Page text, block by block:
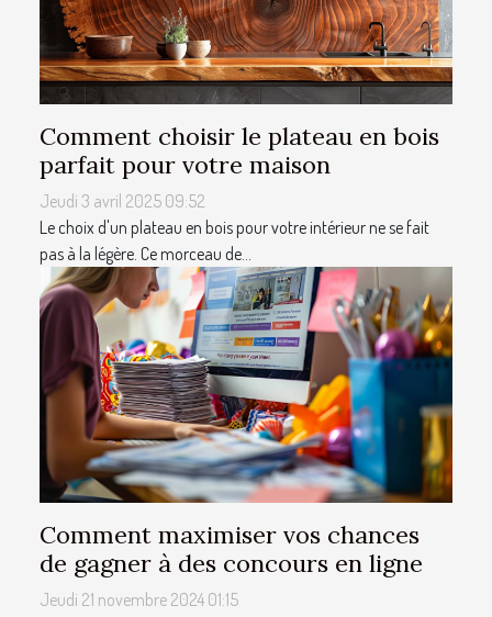
Comment choisir le plateau en bois
parfait pour votre maison
Jeudi 3 avril 2025 09:52
Le choix d'un plateau en bois pour votre intérieur ne se fait
pas à la légère. Ce morceau de...
Comment maximiser vos chances
de gagner à des concours en ligne
Jeudi 21 novembre 2024 01:15